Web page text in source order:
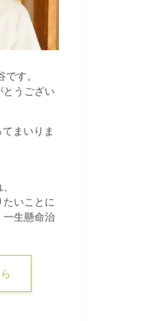
す。
とうござい
まいりま
たいことに
一生懸命治